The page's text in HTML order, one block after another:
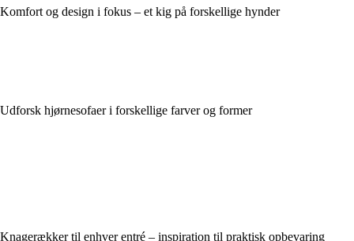
Komfort og design i fokus – et kig på forskellige hynder
Udforsk hjørnesofaer i forskellige farver og former
Knagerækker til enhver entré – inspiration til praktisk opbevaring